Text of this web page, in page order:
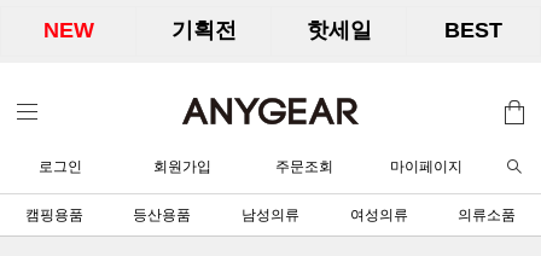
NEW 기획전 핫세일 BEST
로그인 회원가입 주문조회 마이페이지
캠핑용품 등산용품 남성의류 여성의류 의류소품